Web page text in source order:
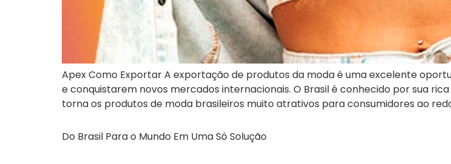
Apex Como Exportar A exportação de produtos da moda é uma excelente
e conquistarem novos mercados internacionais. O Brasil é conhecido por sua
torna os produtos de moda brasileiros muito atrativos para consumidores ao
Do Brasil Para o Mundo Em Uma Só Solução